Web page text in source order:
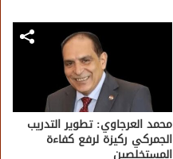
محمد العرجاوي: تطوير التدريب
الجمركي ركيزة لرفع كفاءة